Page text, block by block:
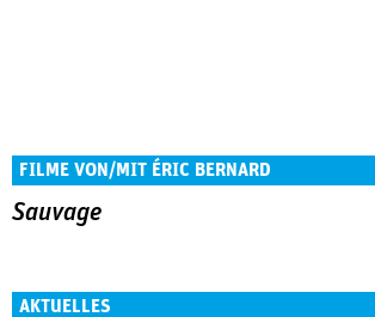
FILME VON/MIT ÉRIC BERNARD
Sauvage
AKTUELLES